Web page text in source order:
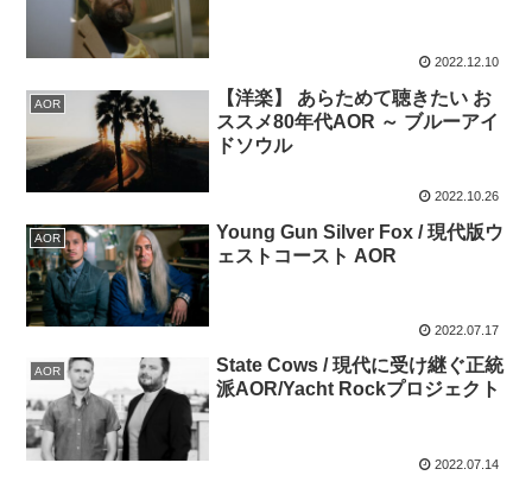
2022.12.10
AOR
【洋楽】 あらためて聴きたい お
ススメ80年代AOR ～ ブルーアイ
ドソウル
2022.10.26
AOR
Young Gun Silver Fox / 現代版ウ
ェストコースト AOR
2022.07.17
AOR
State Cows / 現代に受け継ぐ正統
派AOR/Yacht Rockプロジェクト
2022.07.14